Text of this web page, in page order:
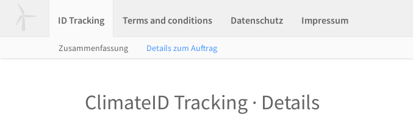
ID Tracking Terms and conditions Datenschutz Impressum
Zusammenfassung Details zum Auftrag
ClimateID Tracking · Details